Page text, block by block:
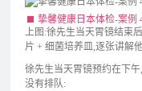
挚馨健康日本体检-案例
上图:徐先生当天胃镜结束
片 + 细菌培养皿,逐张讲解
徐先生当天胃镜预约在下
没有排队: